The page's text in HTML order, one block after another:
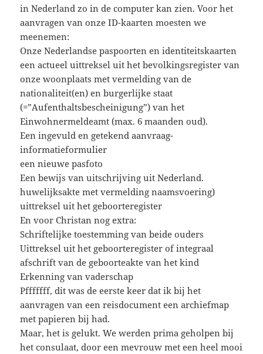
in Nederland zo in de computer kan zien. Voor het
aanvragen van onze ID-kaarten moesten we
meenemen:
Onze Nederlandse paspoorten en identiteitskaarten
een actueel uittreksel uit het bevolkingsregister van
onze woonplaats met vermelding van de
nationaliteit(en) en burgerlijke staat
(=”Aufenthaltsbescheinigung”) van het
Einwohnermeldeamt (max. 6 maanden oud).
Een ingevuld en getekend aanvraag-
informatieformulier
een nieuwe pasfoto
Een bewijs van uitschrijving uit Nederland.
huwelijksakte met vermelding naamsvoering)
uittreksel uit het geboorteregister
En voor Christan nog extra:
Schriftelijke toestemming van beide ouders
Uittreksel uit het geboorteregister of integraal
afschrift van de geboorteakte van het kind
Erkenning van vaderschap
Pfffffff, dit was de eerste keer dat ik bij het
aanvragen van een reisdocument een archiefmap
met papieren bij had.
Maar, het is gelukt. We werden prima geholpen bij
het consulaat, door een mevrouw met een heel mooi